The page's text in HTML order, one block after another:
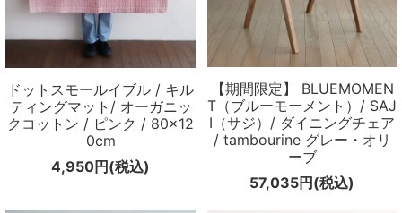
ドットスモールイブル / キル
ティングマット/ オーガニッ
クコットン / ピンク / 80×12
0cm
4,950円(税込)
【期間限定】 BLUEMOMEN
T（ブルーモーメント）/ SAJ
I（サジ）/ ダイニングチェア
/ tambourine グレー・オリ
ーブ
57,035円(税込)